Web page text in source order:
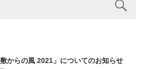
からの風 2021」についてのお知らせ